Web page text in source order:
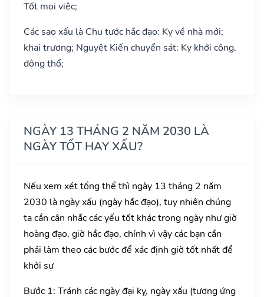
Tốt mọi việc;
Các sao xấu là Chu tước hắc đạo: Kỵ về nhà mới;
khai trương; Nguyệt Kiến chuyển sát: Kỵ khởi công,
động thổ;
NGÀY 13 THÁNG 2 NĂM 2030 LÀ
NGÀY TỐT HAY XẤU?
Nếu xem xét tổng thể thì ngày 13 tháng 2 năm
2030 là ngày xấu (ngày hắc đạo), tuy nhiên chúng
ta cần cân nhắc các yếu tốt khác trong ngày như giờ
hoàng đạo, giờ hắc đạo, chính vì vậy các bạn cần
phải làm theo các bước để xác định giờ tốt nhất để
khởi sự
Bước 1: Tránh các ngày đại kỵ, ngày xấu (tương ứng